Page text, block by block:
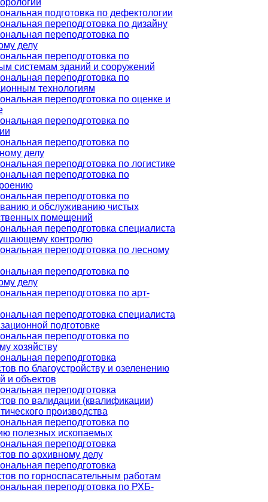
подготовка по дефектологии
переподготовка по дизайну
переподготовка по
делу
переподготовка по
системам зданий и сооружений
переподготовка по
технологиям
переподготовка по оценке и
переподготовка по
переподготовка по
делу
переподготовка по логистике
переподготовка по
переподготовка по
и обслуживанию чистых
помещений
переподготовка специалиста
контролю
переподготовка по лесному
переподготовка по
делу
переподготовка по арт-
переподготовка специалиста
подготовке
переподготовка по
хозяйству
переподготовка
по благоустройству и озеленению
и объектов
переподготовка
по валидации (квалификации)
производства
переподготовка по
полезных ископаемых
переподготовка
по архивному делу
переподготовка
по горноспасательным работам
переподготовка по РХБ-